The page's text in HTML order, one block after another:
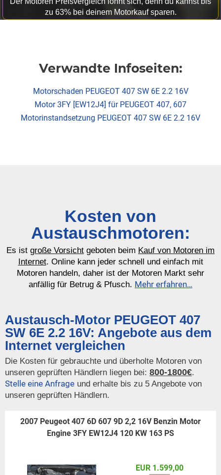
zu 63% bei deinem Motorkauf sparen.
Verwandte Infoseiten:
Motorschaden PEUGEOT 407 SW 6E 2.2 16V
Motor 3FY [EW12J4] für PEUGEOT 407, 607
Motorinstandsetzung PEUGEOT 407 SW 6E 2.2 16V
Kosten von
Austauschmotoren:
Es ist große Vorsicht geboten beim Kauf von Motoren im
Internet. Online kann jeder schnell und einfach mit
Motoren handeln, daher ist der Motoren Markt sehr
anfällig für Betrug & Pfusch. Mehr erfahren…
Austausch-Motor PEUGEOT 407
SW 6E 2.2 16V: Angebote aus dem
Internet vergleichen
Die Kosten für gebrauchte und überholte Motoren von
unseren geprüften Händlern liegen bei: 800-1800€.
Stelle eine Anfrage und erhalte bis zu 5 Angebote von
unseren geprüften Händlern.
2007 Peugeot 407 6D 607 9D 2,2 16V Benzin Motor
Engine 3FY EW12J4 120 KW 163 PS
EUR 1.599,00